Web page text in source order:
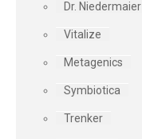
Dr. Niedermaier
Vitalize
Metagenics
Symbiotica
Trenker